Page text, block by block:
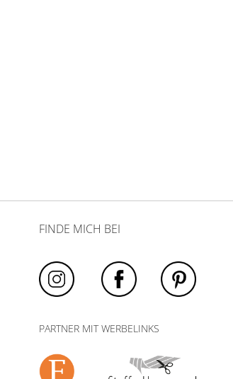
FINDE MICH BEI
PARTNER MIT WERBELINKS